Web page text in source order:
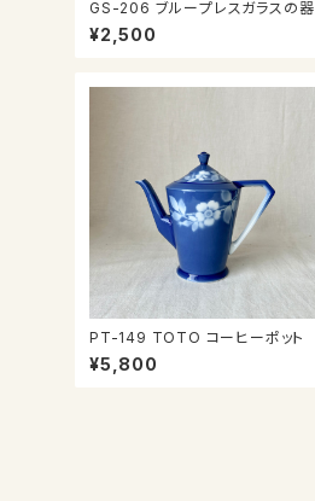
GS-206 ブループレスガラスの器
¥2,500
PT-149 TOTO コーヒーポット
¥5,800